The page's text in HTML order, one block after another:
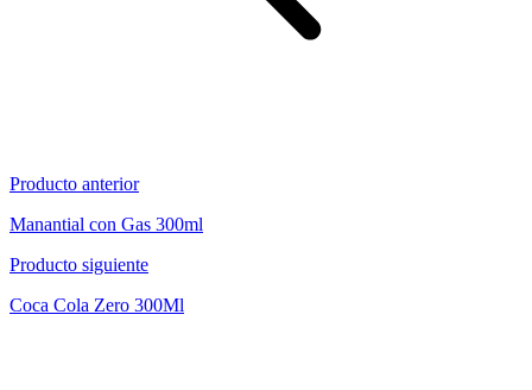
Producto anterior
Manantial con Gas 300ml
Producto siguiente
Coca Cola Zero 300Ml